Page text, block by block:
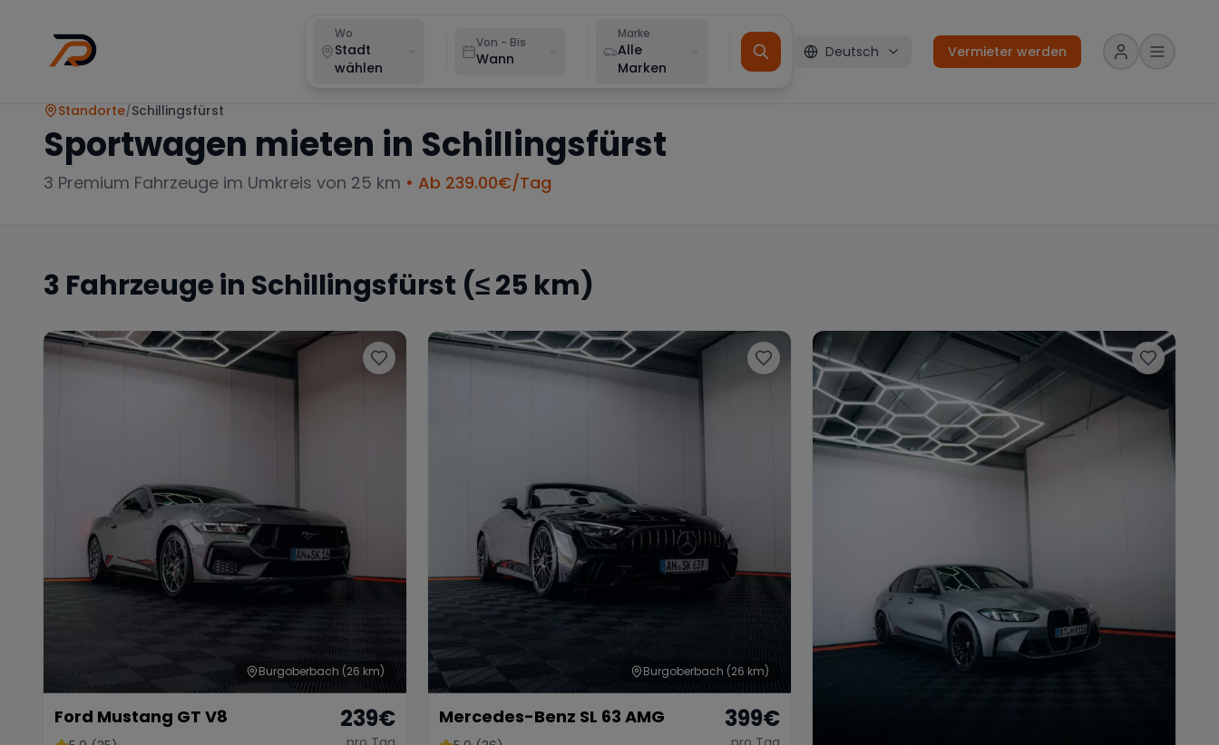
Wo
Stadt
wählen
Von - Bis
Wann
Marke
Alle
Marken
Deutsch Vermieter werden
Standorte/Schillingsfürst
Sportwagen mieten in Schillingsfürst
3 Premium Fahrzeuge im Umkreis von 25 km • Ab 239.00€/Tag
3 Fahrzeuge in Schillingsfürst (≤ 25 km)
Burgoberbach (26 km)
Ford Mustang GT V8 239€
Burgoberbach (26 km)
Mercedes-Benz SL 63 AMG 399€